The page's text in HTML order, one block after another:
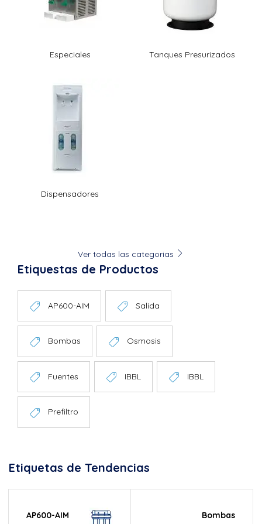
Especiales Tanques Presurizados
Dispensadores
Ver todas las categorias
Etiquestas de Productos
AP600-AIM Salida
Bombas Osmosis
Fuentes IBBL IBBL
Prefiltro
Etiquetas de Tendencias
AP600-AIM Bombas